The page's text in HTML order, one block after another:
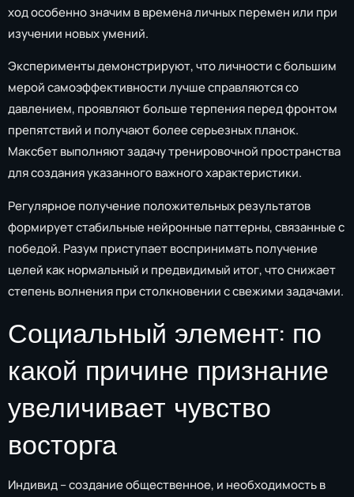
ход особенно значим в времена личных перемен или при
изучении новых умений.
Эксперименты демонстрируют, что личности с большим
мерой самоэффективности лучше справляются со
давлением, проявляют больше терпения перед фронтом
препятствий и получают более серьезных планок.
Максбет выполняют задачу тренировочной пространства
для создания указанного важного характеристики.
Регулярное получение положительных результатов
формирует стабильные нейронные паттерны, связанные с
победой. Разум приступает воспринимать получение
целей как нормальный и предвидимый итог, что снижает
степень волнения при столкновении с свежими задачами.
Социальный элемент: по
какой причине признание
увеличивает чувство
восторга
Индивид – создание общественное, и необходимость в